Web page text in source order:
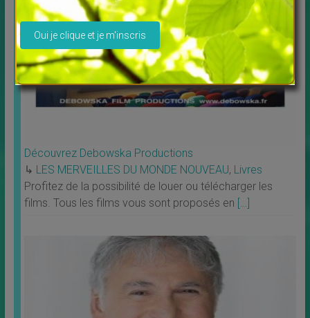
Découvrez Debowska Productions
↳ LES MERVEILLES DU MONDE NOUVEAU, Livres
Profitez de la possibilité de louer ou télécharger les
films. Tous les films vous sont proposés en […]
Veuillez laisser ce champ vide.